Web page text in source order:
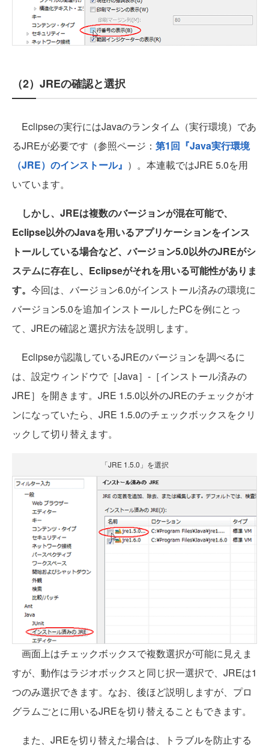
（2）JREの確認と選択
Eclipseの実行にはJavaのランタイム（実行環境）であ
るJREが必要です（参照ページ： 第1回『Java実行環境
（JRE）のインストール』 ）。本連載ではJRE 5.0を用
いています。
しかし、JREは複数のバージョンが混在可能で、
Eclipse以外のJavaを用いるアプリケーションをインス
トールしている場合など、バージョン5.0以外のJREがシ
ステムに存在し、Eclipseがそれを用いる可能性がありま
す。 今回は、バージョン6.0がインストール済みの環境に
バージョン5.0を追加インストールしたPCを例にとっ
て、JREの確認と選択方法を説明します。
Eclipseが認識しているJREのバージョンを調べるに
は、設定ウィンドウで［Java］-［インストール済みの
JRE］を開きます。JRE 1.5.0以外のJREのチェックがオ
ンになっていたら、JRE 1.5.0のチェックボックスをクリ
ックして切り替えます。
「JRE 1.5.0」を選択
画面上はチェックボックスで複数選択が可能に見えま
すが、動作はラジオボックスと同じ択一選択で、JREは1
つのみ選択できます。なお、後ほど説明しますが、プロ
グラムごとに用いるJREを切り替えることもできます。
また、JREを切り替えた場合は、トラブルを防止する